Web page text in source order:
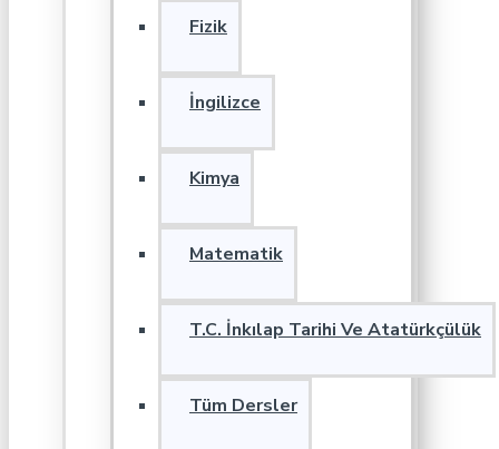
Fizik
İngilizce
Kimya
Matematik
T.C. İnkılap Tarihi Ve Atatürkçülük
Tüm Dersler